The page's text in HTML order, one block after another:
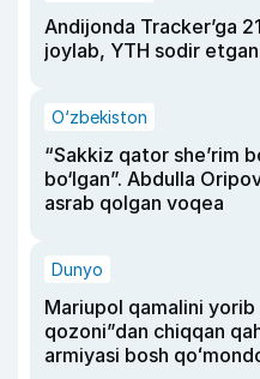
Andijonda Tracker’ga
joylab, YTH sodir
O‘zbekiston
“Sakkiz qator she’rim
bo‘lgan”. Abdulla
asrab qolgan voqea
Dunyo
Mariupol qamalini yorib
qozoni”dan chiqqan
armiyasi bosh